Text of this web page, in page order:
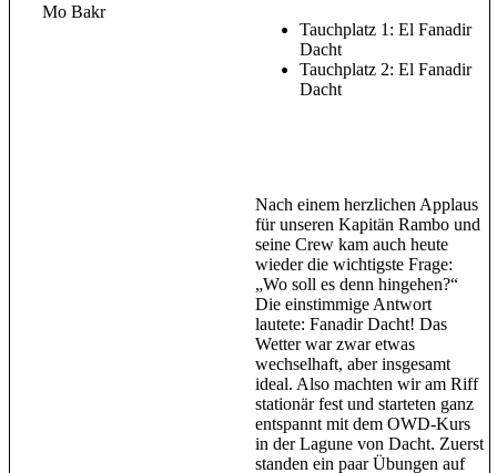
Mo Bakr
Tauchplatz 1: El Fanadir
Dacht
Tauchplatz 2: El Fanadir
Dacht
Nach einem herzlichen Applaus
für unseren Kapitän Rambo und
seine Crew kam auch heute
wieder die wichtigste Frage:
„Wo soll es denn hingehen?“
Die einstimmige Antwort
lautete: Fanadir Dacht! Das
Wetter war zwar etwas
wechselhaft, aber insgesamt
ideal. Also machten wir am Riff
stationär fest und starteten ganz
entspannt mit dem OWD-Kurs
in der Lagune von Dacht. Zuerst
standen ein paar Übungen auf